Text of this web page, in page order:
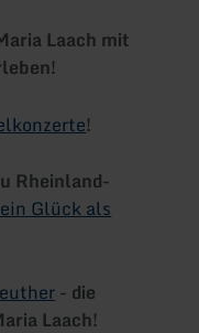
Laach mit
!
Rheinland-
Glück als
- die
Laach!